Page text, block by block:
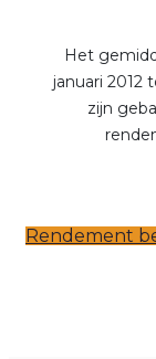
Rendement